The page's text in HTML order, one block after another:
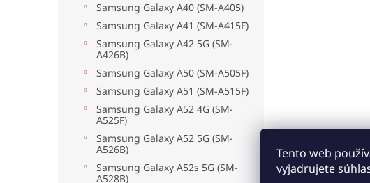
Tento web
vyjadrujete
Samsung Galaxy A40 (SM-A405)
Samsung Galaxy A41 (SM-A415F)
Samsung Galaxy A42 5G (SM-
A426B)
Samsung Galaxy A50 (SM-A505F)
Samsung Galaxy A51 (SM-A515F)
Samsung Galaxy A52 4G (SM-
A525F)
Samsung Galaxy A52 5G (SM-
A526B)
Samsung Galaxy A52s 5G (SM-
A528B)